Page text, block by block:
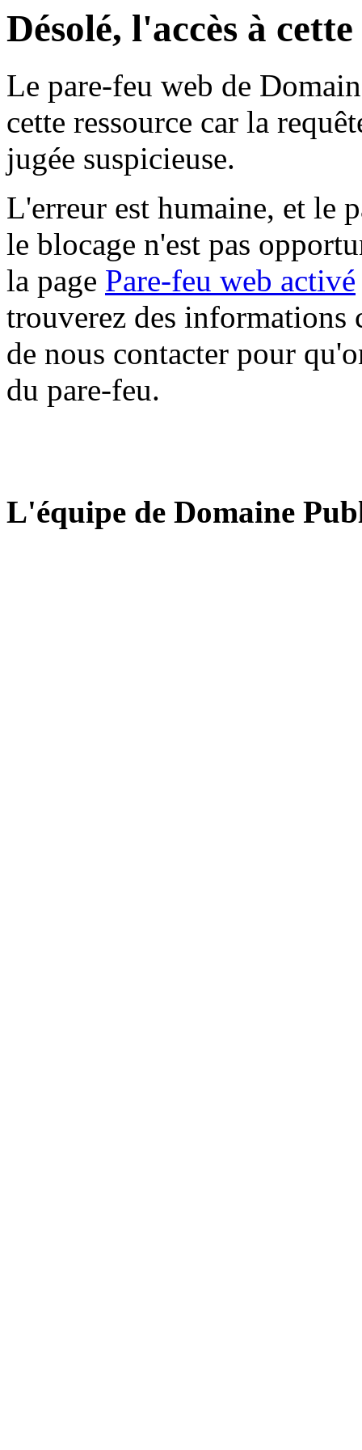
Désolé, l'accès à
Le pare-feu web de
cette ressource car la
jugée suspicieuse.
L'erreur est humaine, et le
le blocage n'est pas
la page Pare-feu web activé
trouverez des informations
de nous contacter pour
du pare-feu.
L'équipe de Domaine